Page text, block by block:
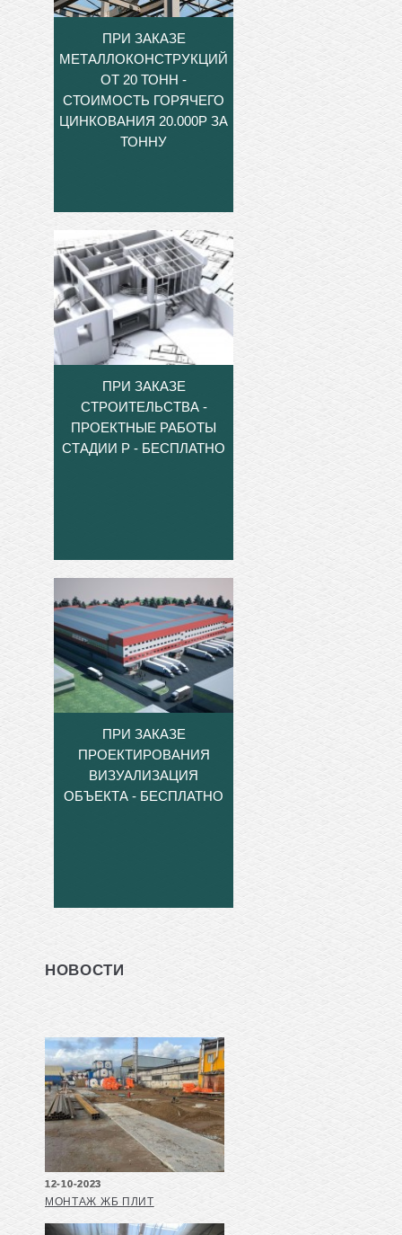
ПРИ ЗАКАЗЕ
МЕТАЛЛОКОНСТРУКЦИЙ
ОТ 20 ТОНН -
СТОИМОСТЬ ГОРЯЧЕГО
ЦИНКОВАНИЯ 20.000Р ЗА
ТОННУ
ПРИ ЗАКАЗЕ
СТРОИТЕЛЬСТВА -
ПРОЕКТНЫЕ РАБОТЫ
СТАДИИ Р - БЕСПЛАТНО
ПРИ ЗАКАЗЕ
ПРОЕКТИРОВАНИЯ
ВИЗУАЛИЗАЦИЯ
ОБЪЕКТА - БЕСПЛАТНО
НОВОСТИ
12-10-2023
МОНТАЖ ЖБ ПЛИТ